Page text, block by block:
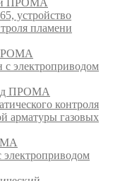
устройство
пламени
электроприводом
ПРОМА
контроля
арматуры газовых
электроприводом